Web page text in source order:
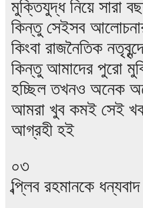
মুক্তিযুদ্ধ নিয়ে সারা
কিন্তু সেইসব আলোচনার
কিংবা রাজনৈতিক
কিন্তু আমাদের পুরো
হচ্ছিল তখনও অনেক
আমরা খুব কমই সেই
আগ্রহী হই
০৩
ব্প্লিব রহমানকে ধন্যবাদ